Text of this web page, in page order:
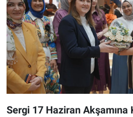
Sergi 17 Haziran Akşamına